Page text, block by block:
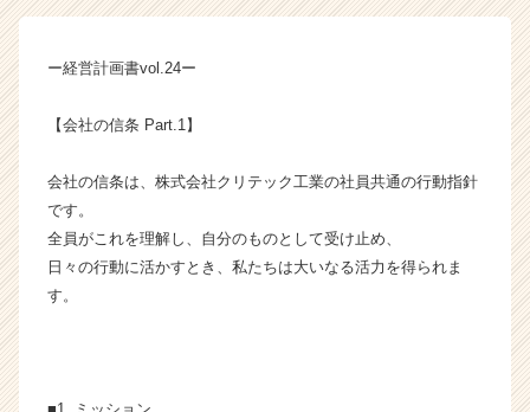
業
ら
ス
カ
ー経営計画書vol.24ー
【会社の信条 Part.1】
会社の信条は、株式会社クリテック工業の社員共通の行動指針
です。
全員がこれを理解し、自分のものとして受け止め、
日々の行動に活かすとき、私たちは大いなる活力を得られま
す。